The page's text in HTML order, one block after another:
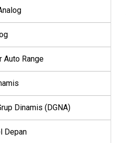
Auto Range
Dinamis (DGNA)
Depan